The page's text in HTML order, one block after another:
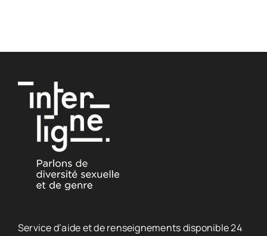
Service d’aide et de renseignements disponible 24